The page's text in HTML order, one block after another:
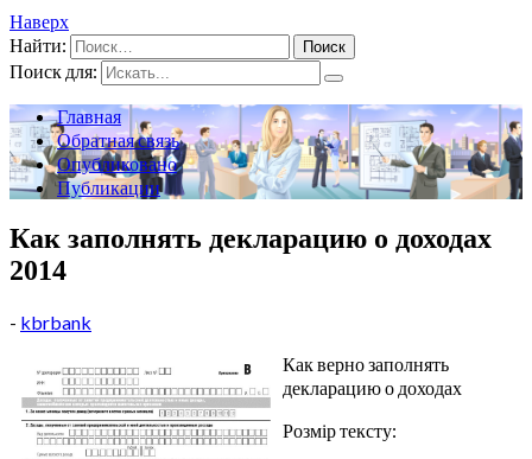
Наверх
Найти:
Поиск для:
Главная
Обратная связь
Опубликовано
Публикации
Как заполнять декларацию о доходах
2014
- kbrbank
Как верно заполнять
декларацию о доходах
Розмір тексту: